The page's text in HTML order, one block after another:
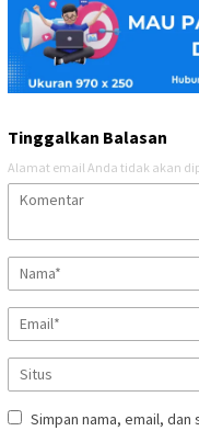
Tinggalkan Balasan
Alamat email Anda tidak akan
Simpan nama, email,